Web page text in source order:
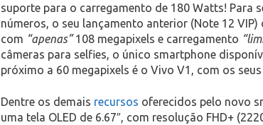
suporte para o carregamento de 180 Watts! Para
números, o seu lançamento anterior (Note 12
com “apenas”108 megapixels e carregamento
câmeras para selfies, o único smartphone
próximo a 60 megapixels é o Vivo V1, com os seus
Dentre os demais recursos oferecidos pelo novo
uma tela OLED de 6.67″, com resolução FHD+